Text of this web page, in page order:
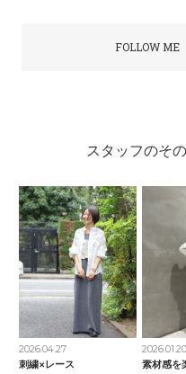
FOLLOW ME
スタッフのそ
2026.04.27
刺繍×レース
2026.01.20